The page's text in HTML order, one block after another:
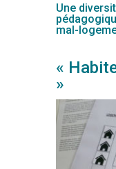
Une
mal-
«
»